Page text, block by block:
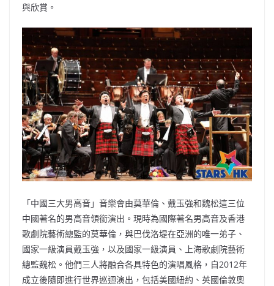
與欣賞。
「中國三大男高音」音樂會由莫華倫、戴玉強和魏松這三位
中國著名的男高音領銜演出。現時為國際著名男高音及香港
歌劇院藝術總監的莫華倫，與巴伐洛堤在亞洲的唯一弟子、
國家一級演員戴玉強，以及國家一級演員、上海歌劇院藝術
總監魏松。他們三人將融合各具特色的演唱風格，自2012年
成立後隨即進行世界巡迴演出，包括美國紐約、英國倫敦奧